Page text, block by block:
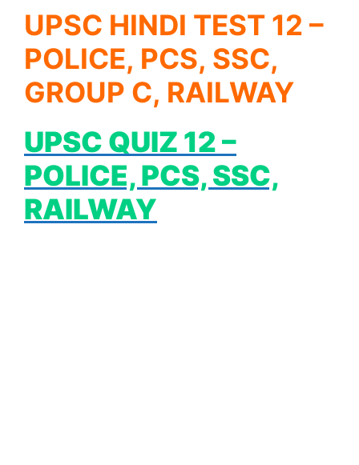
UPSC HINDI TEST 12 –
POLICE, PCS, SSC,
GROUP C, RAILWAY
UPSC QUIZ 12 –
POLICE, PCS, SSC,
RAILWAY